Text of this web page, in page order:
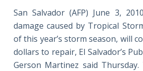
San Salvador (AFP) June 3,
damage caused by Tropical
of this year’s storm season, will
dollars to repair, El Salvador’s
Gerson Martinez said